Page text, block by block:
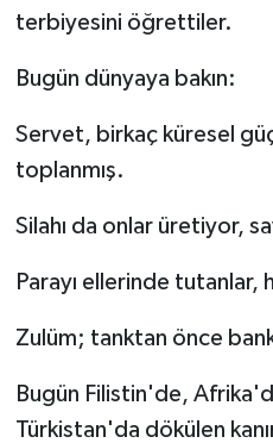
terbiyesini öğrettiler.
Bugün dünyaya bakın:
Servet, birkaç küresel
toplanmış.
Silahı da onlar üretiyor,
Parayı ellerinde tutanlar,
Zulüm; tanktan önce
Bugün Filistin'de,
Türkistan'da dökülen